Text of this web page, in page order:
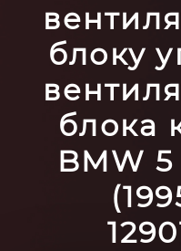
блоку
блока
BMW